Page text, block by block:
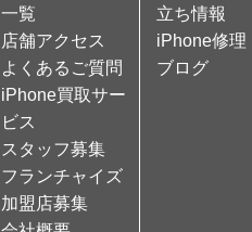
一覧
店舗アクセス
よくあるご質問
iPhone買取サー
ビス
スタッフ募集
フランチャイズ
加盟店募集
立ち情報
iPhone修理
ブログ